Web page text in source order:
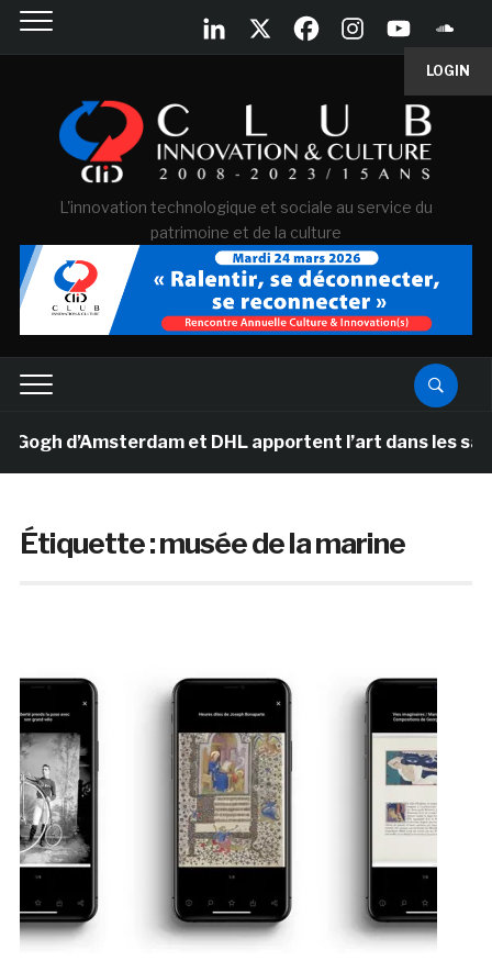
LOGIN
L'innovation technologique et sociale au service du
patrimoine et de la culture
d’Amsterdam et DHL apportent l’art dans les salles
Étiquette :musée de la marine